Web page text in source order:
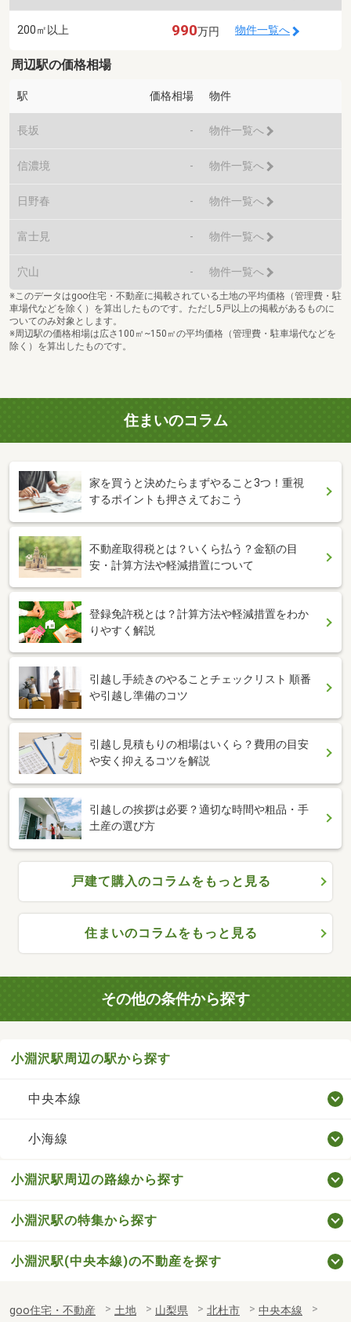
200㎡以上 990万円 物件一覧へ
周辺駅の価格相場
駅 価格相場 物件
長坂 - 物件一覧へ
信濃境 - 物件一覧へ
日野春 - 物件一覧へ
富士見 - 物件一覧へ
穴山 - 物件一覧へ
※このデータはgoo住宅・不動産に掲載されている土地の平均価格（管理費・駐
車場代などを除く）を算出したものです。ただし5戸以上の掲載があるものに
ついてのみ対象とします。
※周辺駅の価格相場は広さ100㎡~150㎡の平均価格（管理費・駐車場代などを
除く）を算出したものです。
住まいのコラム
家を買うと決めたらまずやること3つ！重視
するポイントも押さえておこう
不動産取得税とは？いくら払う？金額の目
安・計算方法や軽減措置について
登録免許税とは？計算方法や軽減措置をわか
りやすく解説
引越し手続きのやることチェックリスト 順番
や引越し準備のコツ
引越し見積もりの相場はいくら？費用の目安
や安く抑えるコツを解説
引越しの挨拶は必要？適切な時間や粗品・手
土産の選び方
戸建て購入のコラムをもっと見る
住まいのコラムをもっと見る
その他の条件から探す
小淵沢駅周辺の駅から探す
中央本線
小海線
小淵沢駅周辺の路線から探す
小淵沢駅の特集から探す
小淵沢駅(中央本線)の不動産を探す
goo住宅・不動産 土地 山梨県 北杜市 中央本線